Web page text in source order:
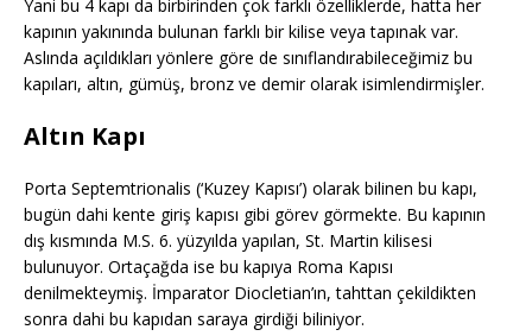
Yani bu 4 kapı da birbirinden çok farklı özelliklerde, hatta her
kapının yakınında bulunan farklı bir kilise veya tapınak var.
Aslında açıldıkları yönlere göre de sınıflandırabileceğimiz bu
kapıları, altın, gümüş, bronz ve demir olarak isimlendirmişler.
Altın Kapı
Porta Septemtrionalis (‘Kuzey Kapısı’) olarak bilinen bu kapı,
bugün dahi kente giriş kapısı gibi görev görmekte. Bu kapının
dış kısmında M.S. 6. yüzyılda yapılan, St. Martin kilisesi
bulunuyor. Ortaçağda ise bu kapıya Roma Kapısı
denilmekteymiş. İmparator Diocletian’ın, tahttan çekildikten
sonra dahi bu kapıdan saraya girdiği biliniyor.